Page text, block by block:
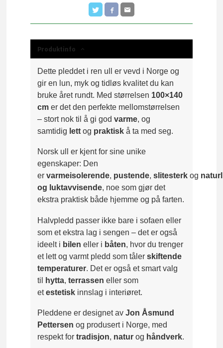
Produktinfo
Dette pleddet i ren ull er vevd i Norge og
gir en lun, myk og tidløs kvalitet du kan
bruke året rundt. Med størrelsen 100×140
cm er det den perfekte mellomstørrelsen
– stort nok til å gi god varme, og
samtidig lettog praktisk å ta med seg.
Norsk ull er kjent for sine unike
egenskaper: Den
ervarmeisolerende, pustende,slitesterkog
og luktavvisende, noe som gjør det
ekstra praktisk både hjemme og på farten.
Halvpledd passer ikke bare i sofaen eller
som et ekstra lag i sengen – det er også
ideelt i bilen eller i båten, hvor du trenger
et lett og varmt pledd som tålerskiftende
temperaturer. Det er også et smart valg
til
hytta,terrassen eller som
etestetisk innslag i interiøret.
Pleddene er designet avJon Åsmund
Pettersen og produsert i Norge, med
respekt fortradisjon, naturog håndverk.